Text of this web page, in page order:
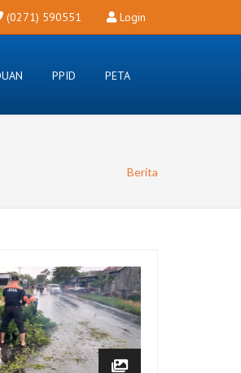
Login
(0271) 590551
PPID PETA
Berita